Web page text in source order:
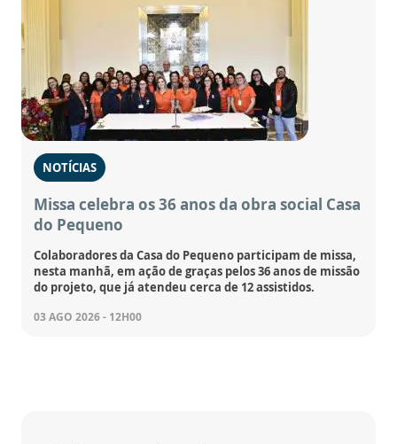
NOTÍCIAS
Missa celebra os 36 anos da obra social Casa
do Pequeno
Colaboradores da Casa do Pequeno participam de missa,
nesta manhã, em ação de graças pelos 36 anos de missão
do projeto, que já atendeu cerca de 12 assistidos.
03 AGO 2026 - 12H00